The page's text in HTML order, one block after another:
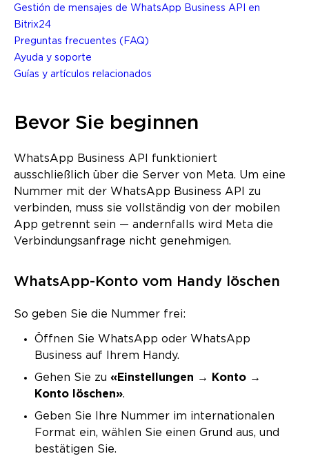
Gestión de mensajes de WhatsApp Business API en
Bitrix24
Preguntas frecuentes (FAQ)
Ayuda y soporte
Guías y artículos relacionados
Bevor Sie beginnen
WhatsApp Business API funktioniert
ausschließlich über die Server von Meta. Um eine
Nummer mit der WhatsApp Business API zu
verbinden, muss sie vollständig von der mobilen
App getrennt sein — andernfalls wird Meta die
Verbindungsanfrage nicht genehmigen.
WhatsApp-Konto vom Handy löschen
So geben Sie die Nummer frei:
Öffnen Sie WhatsApp oder WhatsApp
Business auf Ihrem Handy.
Gehen Sie zu «Einstellungen → Konto →
Konto löschen».
Geben Sie Ihre Nummer im internationalen
Format ein, wählen Sie einen Grund aus, und
bestätigen Sie.